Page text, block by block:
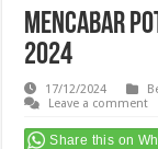
Mencabar
2024
17/12/2024
Leave a comment
Share this on